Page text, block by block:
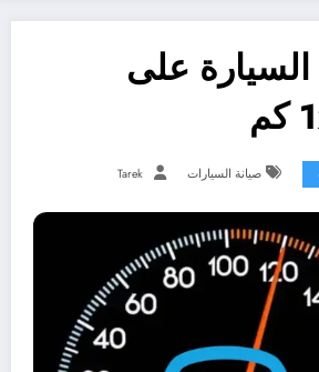
على
صيانة السيارات Tarek